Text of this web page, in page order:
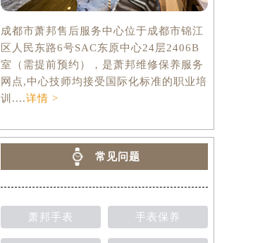
成都市萧邦售后服务中心位于成都市锦江
区人民东路6号SAC东原中心24层2406B
室（需提前预约），是萧邦维修保养服务
网点,中心技师均接受国际化标准的职业培
训....详情 >
常见问题
萧邦手表 手表保养